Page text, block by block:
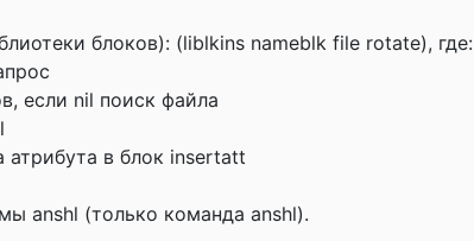
блоков): (liblkins nameblk file rotate), где:
если nil поиск файла
в блок insertatt
anshl (только команда anshl).